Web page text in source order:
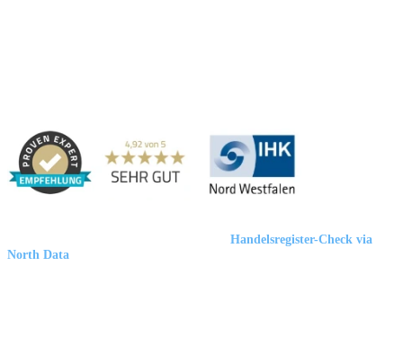
Handelsregister-Check via
North Data